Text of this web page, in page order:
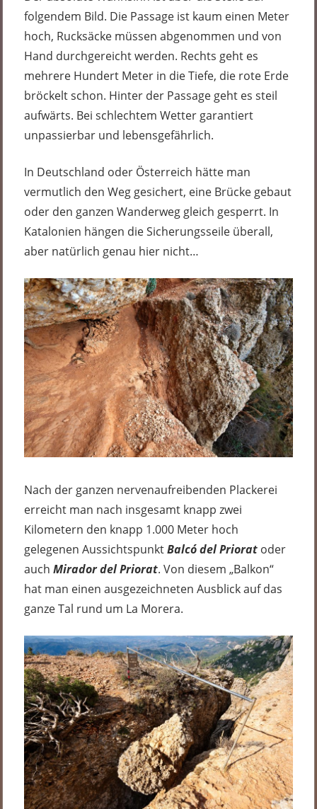
folgendem Bild. Die Passage ist kaum einen Meter
hoch, Rucksäcke müssen abgenommen und von
Hand durchgereicht werden. Rechts geht es
mehrere Hundert Meter in die Tiefe, die rote Erde
bröckelt schon. Hinter der Passage geht es steil
aufwärts. Bei schlechtem Wetter garantiert
unpassierbar und lebensgefährlich.
In Deutschland oder Österreich hätte man
vermutlich den Weg gesichert, eine Brücke gebaut
oder den ganzen Wanderweg gleich gesperrt. In
Katalonien hängen die Sicherungsseile überall,
aber natürlich genau hier nicht…
Nach der ganzen nervenaufreibenden Plackerei
erreicht man nach insgesamt knapp zwei
Kilometern den knapp 1.000 Meter hoch
gelegenen AussichtspunktBalcó del Priorat oder
auchMirador del Priorat. Von diesem „Balkon“
hat man einen ausgezeichneten Ausblick auf das
ganze Tal rund um La Morera.